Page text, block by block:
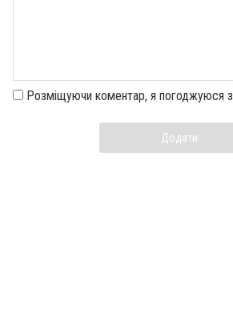
Розміщуючи коментар, я погоджуюся з
Додати